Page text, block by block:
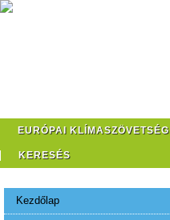
EURÓPAI KLÍMASZÖVETSÉG
KERESÉS
Kezdőlap